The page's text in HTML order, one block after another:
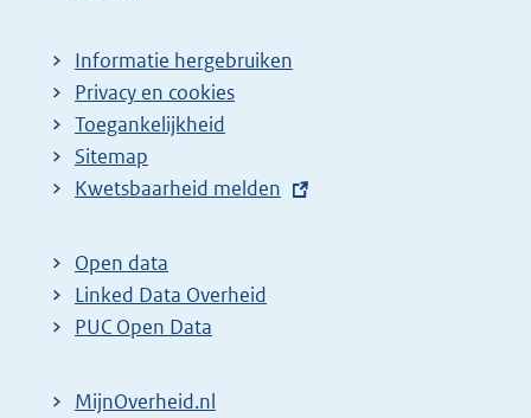
Informatie hergebruiken
Privacy en cookies
Toegankelijkheid
Sitemap
E
t
e
r
l
Kwetsbaarheid melden
Open data
Linked Data Overheid
PUC Open Data
MijnOverheid.nl